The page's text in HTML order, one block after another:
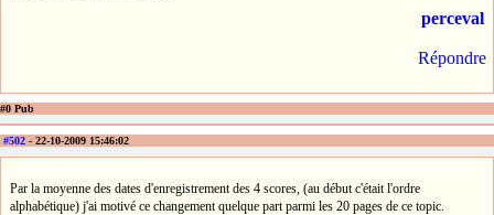
perceval
Répondre
#0 Pub
#502 - 22-10-2009 15:46:02
Par la moyenne des dates d'enregistrement des 4 scores, (au début c'était l'ordre
alphabétique) j'ai motivé ce changement quelque part parmi les 20 pages de ce topic.